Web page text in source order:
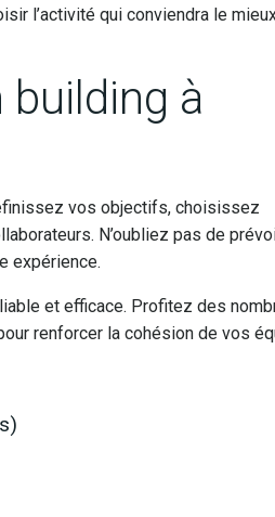
l’activité qui conviendra le
à
vos objectifs, choisissez
N’oubliez pas de
expérience.
et efficace. Profitez des
renforcer la cohésion de vos